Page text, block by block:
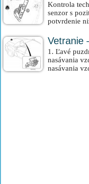
Kontrola
senzor s
potvrdenie
Vetranie
1. Ľavé
nasávania
nasávania